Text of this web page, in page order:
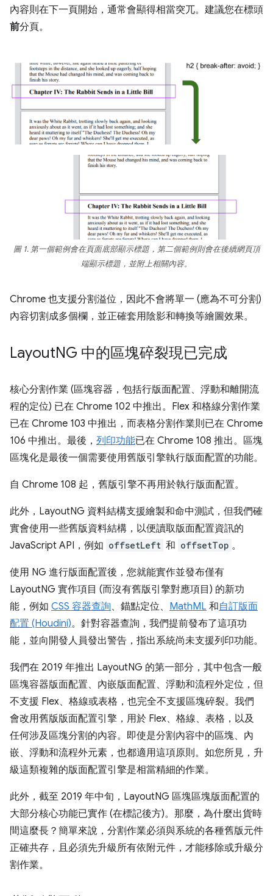
內容則在下一頁開始，通常會顯得相當突兀。建議您在標頭
前分頁。
圖 1. 第一個範例會在頁面底部顯示標題，第二個範例則會在後續網頁頂
端顯示標題，並附上相關內容。
Chrome 也支援分割溢位，因此不會將單一 (應為不可分割)
內容切割成多個欄，並正確套用陰影和轉換等繪圖效果。
LayoutNG 中的區塊碎裂現已完成
核心分割作業 (區塊容器，包括行版面配置、浮動和離開流
程的定位) 已在 Chrome 102 中推出。Flex 和格線分割作業
已在 Chrome 103 中推出，而表格分割作業則已在 Chrome
106 中推出。最後， 列印功能已在 Chrome 108 推出。區塊
區塊化是最後一個需要使用舊版引擎執行版面配置的功能。
自 Chrome 108 起，舊版引擎不再用於執行版面配置。
此外，LayoutNG 資料結構支援繪製和命中測試，但我們確
實會使用一些舊版資料結構，以便讀取版面配置資訊的
JavaScript API，例如 offsetLeft 和 offsetTop 。
使用 NG 進行版面配置後，您就能實作並發布僅有
LayoutNG 實作項目 (而沒有舊版引擎對應項目) 的新功
能，例如 CSS 容器查詢、錨點定位、 MathML 和自訂版面
配置 (Houdini)。針對容器查詢，我們提前發布了這項功
能，並向開發人員發出警告，指出系統尚未支援列印功能。
我們在 2019 年推出 LayoutNG 的第一部分，其中包含一般
區塊容器版面配置、內嵌版面配置、浮動和流程外定位，但
不支援 Flex、格線或表格，也完全不支援區塊碎裂。我們
會改用舊版版面配置引擎，用於 Flex、格線、表格，以及
任何涉及區塊分割的內容。即使是分割內容中的區塊、內
嵌、浮動和流程外元素，也都適用這項原則。如您所見，升
級這類複雜的版面配置引擎是相當精細的作業。
此外，截至 2019 年中旬，LayoutNG 區塊區塊版面配置的
大部分核心功能已實作 (在標記後方)。那麼，為什麼出貨時
間這麼長？簡單來說，分割作業必須與系統的各種舊版元件
正確共存，且必須先升級所有依附元件，才能移除或升級分
割作業。